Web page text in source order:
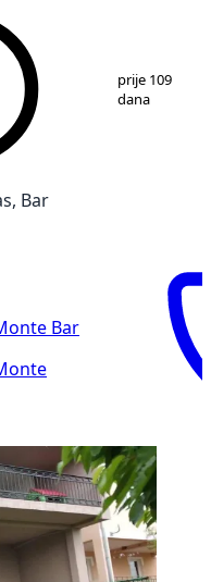
prije 109
dana
Bar
Bar